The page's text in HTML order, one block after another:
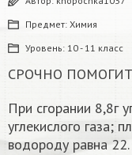
Предмет: Химия
Уровень: 10 - 11 класс
СРОЧНО
При сгорании 8,8г
углекислого газа;
водороду равна